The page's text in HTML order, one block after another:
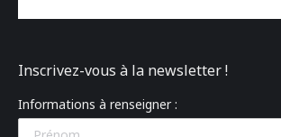
Inscrivez-vous à la newsletter !
Informations à renseigner :